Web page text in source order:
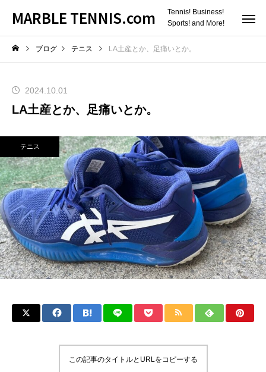
MARBLE TENNIS.com
Tennis! Business!
Sports! and More!
ブログ テニス LA土産とか、足痛いとか。
2024.10.01
LA土産とか、足痛いとか。
テニス
この記事のタイトルとURLをコピーする